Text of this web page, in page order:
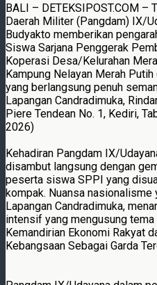
BALI – DETEKSIPOST.COM –
Daerah Militer (Pangdam) IX/
Budyakto memberikan
Siswa Sarjana Penggerak
Koperasi Desa/Kelurahan
Kampung Nelayan Merah
yang berlangsung penuh
Lapangan Candradimuka,
Piere Tendean No. 1, Kediri,
2026)
Kehadiran Pangdam IX/
disambut langsung dengan
peserta siswa SPPI yang
kompak. Nuansa
Lapangan Candradimuka,
intensif yang mengusung tema
Kemandirian Ekonomi Rakyat
Kebangsaan Sebagai Garda